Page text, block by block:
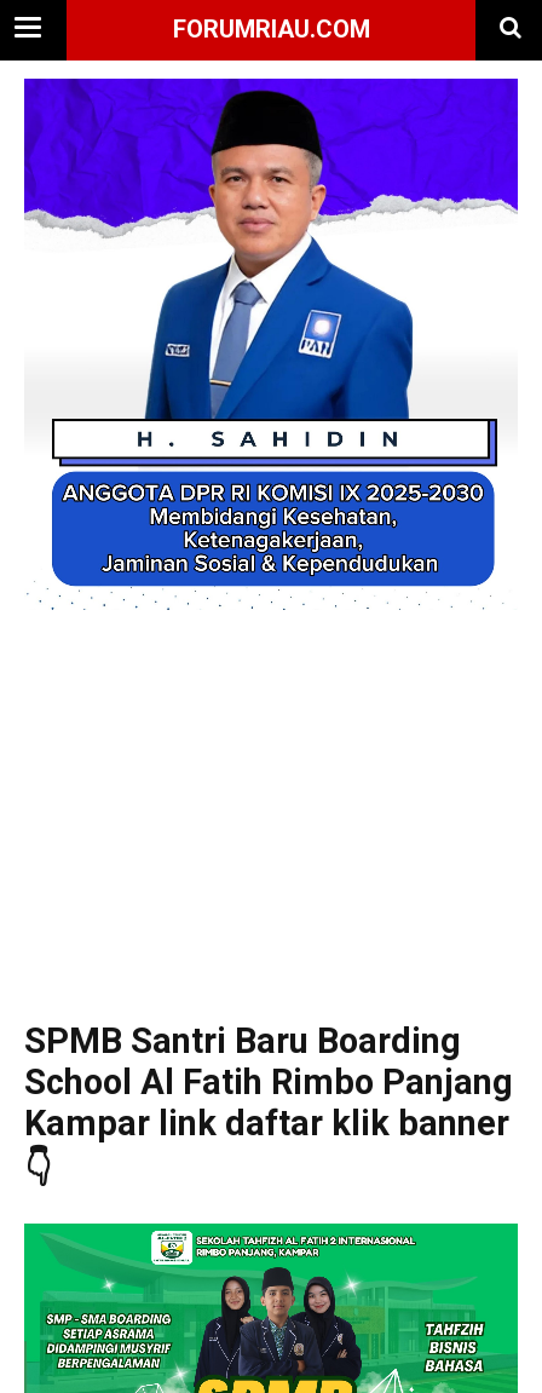
FORUMRIAU.COM
SPMB Santri Baru Boarding
School Al Fatih Rimbo Panjang
Kampar link daftar klik banner
👇